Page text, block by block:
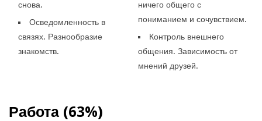
снова.
Осведомленность в
связях. Разнообразие
знакомств.
ничего общего с
пониманием и сочувствием.
Контроль внешнего
общения. Зависимость от
мнений друзей.
Работа (63%)